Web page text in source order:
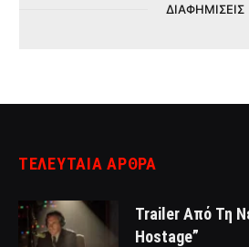
ΔΙΑΦΗΜΙΣΕΙΣ
ΤΕΛΕΥΤΑΙΑ ΑΡΘΡΑ
Trailer Από Τη
Hostage”